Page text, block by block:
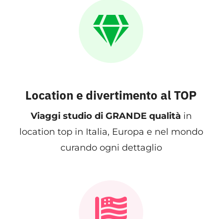
Location e divertimento al TOP
Viaggistudio di GRANDE qualità in
location top in Italia, Europa e nel mondo
curando ogni dettaglio